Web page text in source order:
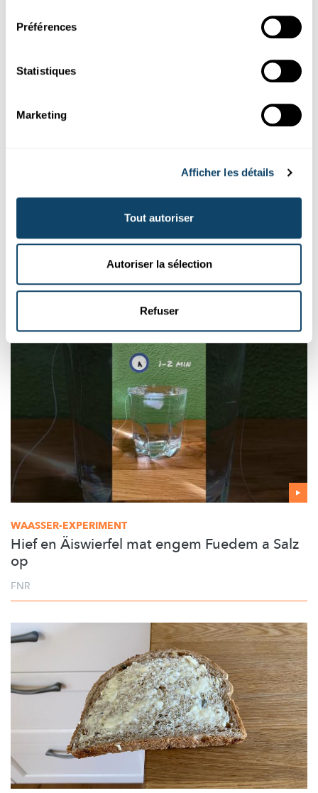
Préférences
Statistiques
Marketing
Afficher les détails
Tout autoriser
Autoriser la sélection
Refuser
FNR
WAASSER-EXPERIMENT
Hief en Äiswierfel mat engem Fuedem a Salz
op
FNR